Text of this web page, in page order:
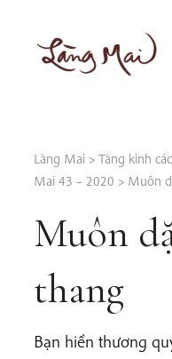
content
Làng Mai > Tàng kinh các
Mai 43 – 2020 > Muôn
Muôn
thang
Bạn hiền thương